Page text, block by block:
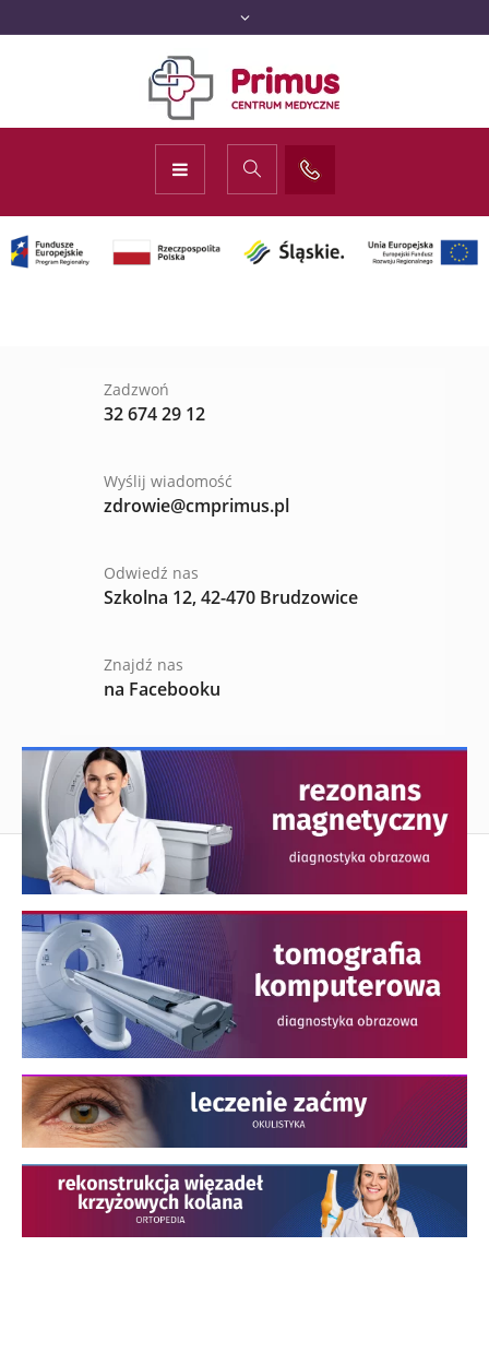
Zadzwoń
32 674 29 12
Wyślij wiadomość
zdrowie@cmprimus.pl
Odwiedź nas
Szkolna 12, 42-470 Brudzowice
Znajdź nas
na Facebooku